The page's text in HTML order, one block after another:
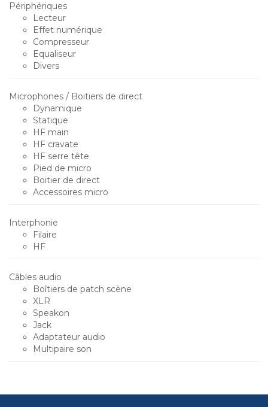
Périphériques
Lecteur
Effet numérique
Compresseur
Equaliseur
Divers
Microphones / Boitiers de direct
Dynamique
Statique
HF main
HF cravate
HF serre tête
Pied de micro
Boitier de direct
Accessoires micro
Interphonie
Filaire
HF
Câbles audio
Boîtiers de patch scène
XLR
Speakon
Jack
Adaptateur audio
Multipaire son